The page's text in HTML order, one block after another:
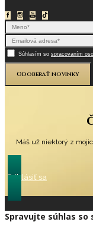
Súhlasím so spracovaním
Odoberať novinky
Máš už niektorý z
Prihlásiť sa
Spravujte súhlas so